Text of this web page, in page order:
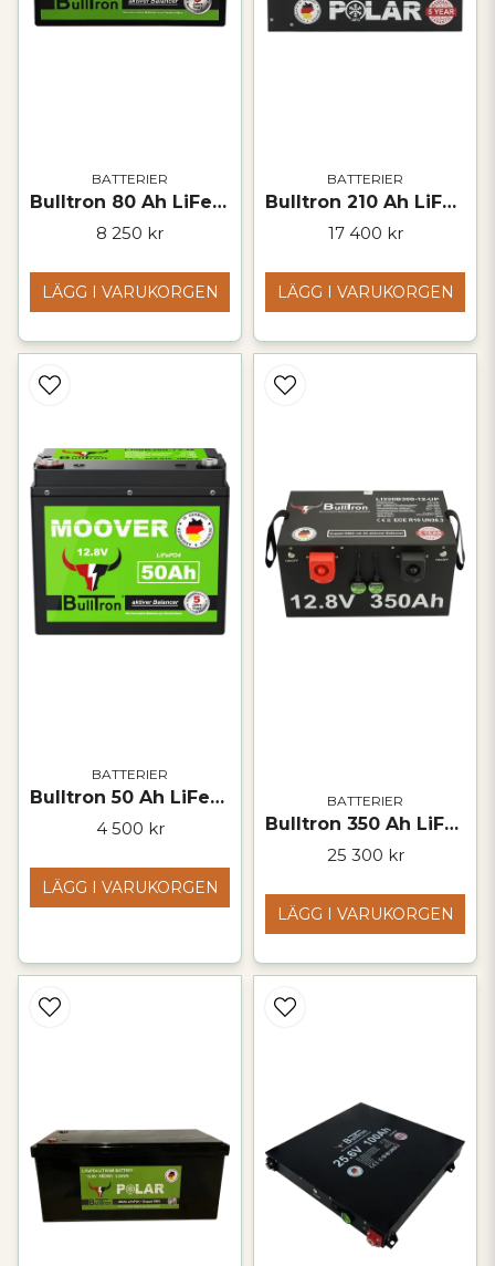
BATTERIER
Bulltron 80 Ah LiFePO₄ Polar-batteri – 12 V
8 250 kr
LÄGG I VARUKORGEN
BATTERIER
Bulltron 210 Ah LiFePO₄-batteri – 12 V
17 400 kr
LÄGG I VARUKORGEN
BATTERIER
Bulltron 50 Ah LiFePO₄-batteri – 12 V
4 500 kr
LÄGG I VARUKORGEN
BATTERIER
Bulltron 350 Ah LiFePO₄ Polar-batteri – 12,8 V
25 300 kr
LÄGG I VARUKORGEN